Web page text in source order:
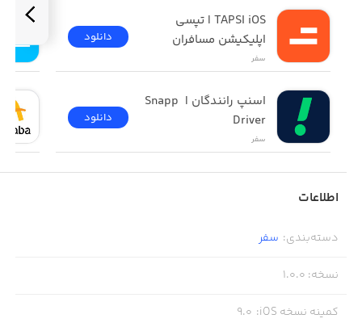
اپلیکیشن مسافران
سفر
دانلود
اسنپ رانندگان | Snapp
Driver
سفر
دانلود
اطلاعات
دسته‌بندی: سفر
نسخه:
1.0.0
کمینه نسخه iOS :
9.0